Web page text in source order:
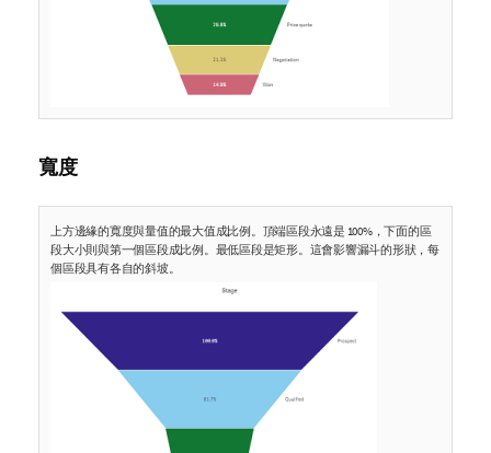
寬度
上方邊緣的寬度與量值的最大值成比例。頂端區段永遠是 100%，下面的區
段大小則與第一個區段成比例。最低區段是矩形。這會影響漏斗的形狀，每
個區段具有各自的斜坡。